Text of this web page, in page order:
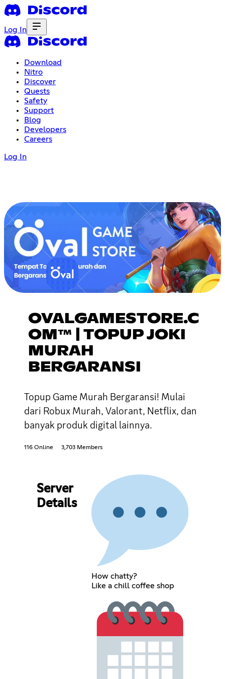
Log In
Download
Nitro
Discover
Quests
Safety
Support
Blog
Developers
Careers
Log In
OVALGAMESTORE.C
OM™ | TOPUP JOKI
MURAH
BERGARANSI
Topup Game Murah Bergaransi! Mulai
dari Robux Murah, Valorant, Netflix, dan
banyak produk digital lainnya.
116 Online 3,703 Members
Server
Details
How chatty?
Like a chill coffee shop